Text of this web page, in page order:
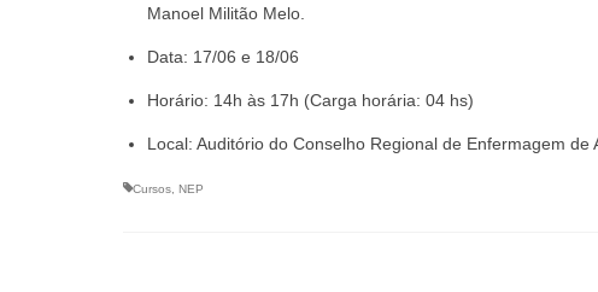
Manoel Militão Melo.
Data: 17/06 e 18/06
Horário: 14h às 17h (Carga horária: 04 hs)
Local: Auditório do Conselho Regional de Enfermagem
Cursos NEP